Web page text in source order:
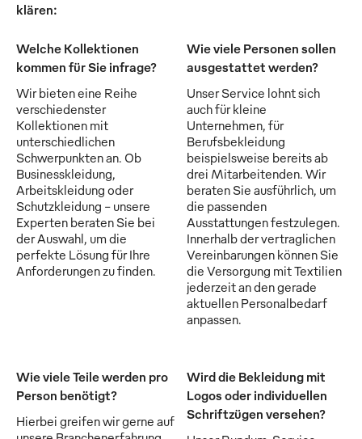
klären:
Welche Kollektionen
kommen für Sie infrage?
Wir bieten eine Reihe
verschiedenster
Kollektionen mit
unterschiedlichen
Schwerpunkten an. Ob
Businesskleidung,
Arbeitskleidung oder
Schutzkleidung - unsere
Experten beraten Sie bei
der Auswahl, um die
perfekte Lösung für Ihre
Anforderungen zu finden.
Wie viele Personen sollen
ausgestattet werden?
Unser Service lohnt sich
auch für kleine
Unternehmen, für
Berufsbekleidung
beispielsweise bereits ab
drei Mitarbeitenden. Wir
beraten Sie ausführlich, um
die passenden
Ausstattungen festzulegen.
Innerhalb der vertraglichen
Vereinbarungen können Sie
die Versorgung mit Textilien
jederzeit an den gerade
aktuellen Personalbedarf
anpassen.
Wie viele Teile werden pro
Person benötigt?
Hierbei greifen wir gerne auf
Wird die Bekleidung mit
Logos oder individuellen
Schriftzügen versehen?